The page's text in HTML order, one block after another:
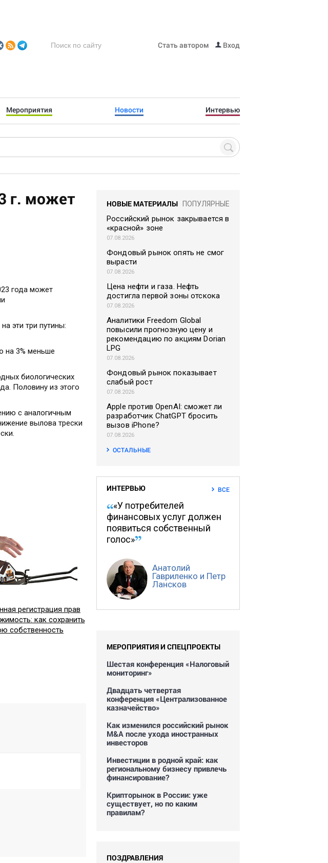
Стать автором Вход
Мероприятия Новости Интервью
г. может
года может
эти три путины:
на 3% меньше
биологических
Половину из этого
с аналогичным
вылова трески
регистрация прав
как сохранить
собственность
НОВЫЕ МАТЕРИАЛЫ ПОПУЛЯРНЫЕ
Российский рынок закрывается в
«красной» зоне
07.08.2026
Фондовый рынок опять не смог
вырасти
07.08.2026
Цена нефти и газа. Нефть
достигла первой зоны отскока
07.08.2026
Аналитики Freedom Global
повысили прогнозную цену и
рекомендацию по акциям Dorian
LPG
07.08.2026
Фондовый рынок показывает
слабый рост
07.08.2026
Apple против OpenAI: сможет ли
разработчик ChatGPT бросить
вызов iPhone?
07.08.2026
ОСТАЛЬНЫЕ
ИНТЕРВЬЮ ВСЕ
«У потребителей
финансовых услуг должен
появиться собственный
голос»
Анатолий
Гавриленко и Петр
Лансков
МЕРОПРИЯТИЯ И СПЕЦПРОЕКТЫ
Шестая конференция «Налоговый
мониторинг»
Двадцать четвертая
конференция «Централизованное
казначейство»
Как изменился российский рынок
M&A после ухода иностранных
инвесторов
Инвестиции в родной край: как
региональному бизнесу привлечь
финансирование?
Крипторынок в России: уже
существует, но по каким
правилам?
ПОЗДРАВЛЕНИЯ